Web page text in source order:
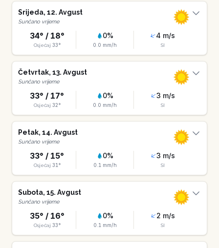
Srijeda, 12. Avgust
Sunčano vrijeme
34° / 18°
Osjećaj 33°
0%
0.0 mm/h
4 m/s
SI
Četvrtak, 13. Avgust
Sunčano vrijeme
33° / 17°
Osjećaj 32°
0%
0.0 mm/h
3 m/s
SI
Petak, 14. Avgust
Sunčano vrijeme
33° / 15°
Osjećaj 31 °
0%
0.1 mm/h
3 m/s
SI
Subota, 15. Avgust
Sunčano vrijeme
35° / 16°
Osjećaj 33°
0%
0.1 mm/h
2 m/s
SI